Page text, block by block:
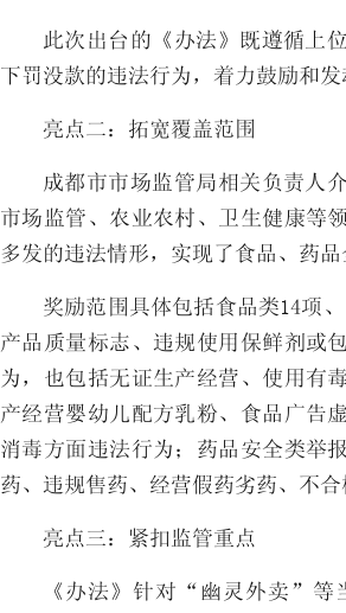
此次出台的《办法》既遵循上
下罚没款的违法行为，着力鼓励和
亮点二：拓宽覆盖范围
成都市市场监管局相关负责人
市场监管、农业农村、卫生健康等
多发的违法情形，实现了食品、药
奖励范围具体包括食品类14项
产品质量标志、违规使用保鲜剂或
为，也包括无证生产经营、使用有
产经营婴幼儿配方乳粉、食品广告
消毒方面违法行为；药品安全类举
药、违规售药、经营假药劣药、不
亮点三：紧扣监管重点
《办法》针对“幽灵外卖”等